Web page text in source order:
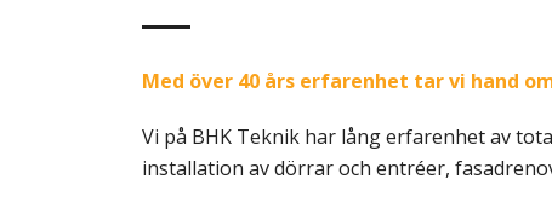
Med över 40 års erfarenhet tar vi hand
Vi på BHK Teknik har lång erfarenhet av
installation av dörrar och entréer,